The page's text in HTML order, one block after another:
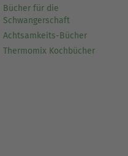
Bücher für die
Schwangerschaft
Achtsamkeits-Bücher
Thermomix Kochbücher